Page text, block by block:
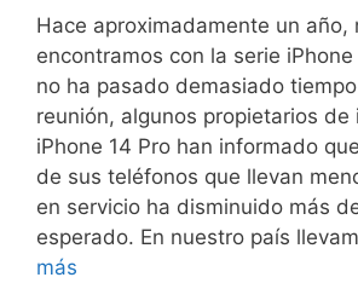
Hace aproximadamente un año,
encontramos con la serie iPhone
no ha pasado demasiado
reunión, algunos propietarios de
iPhone 14 Pro han informado
de sus teléfonos que llevan
en servicio ha disminuido más
esperado. En nuestro país
más